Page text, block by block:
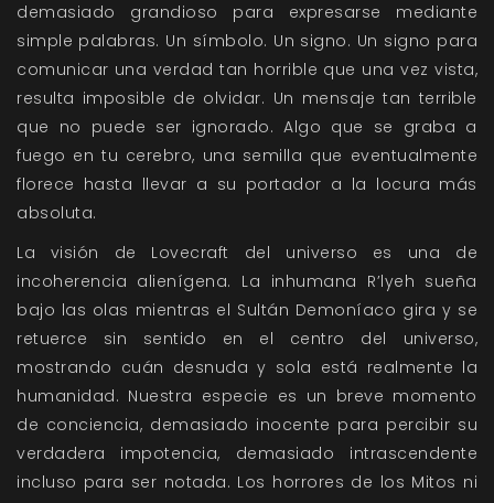
demasiado grandioso para expresarse mediante
simple palabras. Un símbolo. Un signo. Un signo para
comunicar una verdad tan horrible que una vez vista,
resulta imposible de olvidar. Un mensaje tan terrible
que no puede ser ignorado. Algo que se graba a
fuego en tu cerebro, una semilla que eventualmente
florece hasta llevar a su portador a la locura más
absoluta.
La visión de Lovecraft del universo es una de
incoherencia alienígena. La inhumana R’lyeh sueña
bajo las olas mientras el Sultán Demoníaco gira y se
retuerce sin sentido en el centro del universo,
mostrando cuán desnuda y sola está realmente la
humanidad. Nuestra especie es un breve momento
de conciencia, demasiado inocente para percibir su
verdadera impotencia, demasiado intrascendente
incluso para ser notada. Los horrores de los Mitos ni